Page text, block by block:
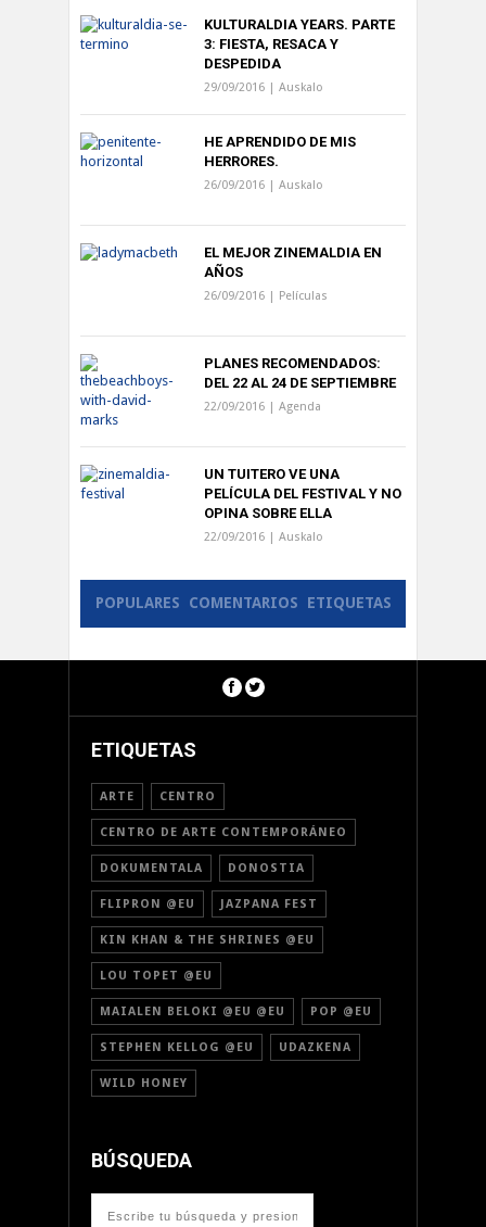
KULTURALDIA YEARS. PARTE
3: FIESTA, RESACA Y
DESPEDIDA
29/09/2016 | Auskalo
HE APRENDIDO DE MIS
HERRORES.
26/09/2016 | Auskalo
EL MEJOR ZINEMALDIA EN
AÑOS
26/09/2016 | Películas
PLANES RECOMENDADOS:
DEL 22 AL 24 DE SEPTIEMBRE
22/09/2016 | Agenda
UN TUITERO VE UNA
PELÍCULA DEL FESTIVAL Y NO
OPINA SOBRE ELLA
22/09/2016 | Auskalo
POPULARES COMENTARIOS ETIQUETAS
ETIQUETAS
ARTE CENTRO
CENTRO DE ARTE CONTEMPORÁNEO
DOKUMENTALA DONOSTIA
FLIPRON @EU JAZPANA FEST
KIN KHAN & THE SHRINES @EU
LOU TOPET @EU
MAIALEN BELOKI @EU @EU POP @EU
STEPHEN KELLOG @EU UDAZKENA
WILD HONEY
BÚSQUEDA